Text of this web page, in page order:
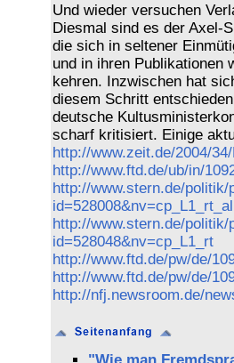
Und wieder versuchen
Diesmal sind es der Axel-
die sich in seltener
und in ihren Publikationen
kehren. Inzwischen hat
diesem Schritt
deutsche
scharf kritisiert. Einige
http://www.zeit.de/2004/
http://www.ftd.de/ub/in/
http://www.stern.de/politik/
id=528008&nv=cp_L1_rt_al
http://www.stern.de/politik/
id=528048&nv=cp_L1_rt
http://www.ftd.de/pw/de/
http://www.ftd.de/pw/de/
http://nfj.newsroom.de/
"Wie man